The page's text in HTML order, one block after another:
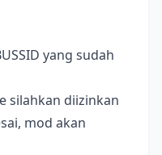
yang sudah
silahkan diizinkan
mod akan